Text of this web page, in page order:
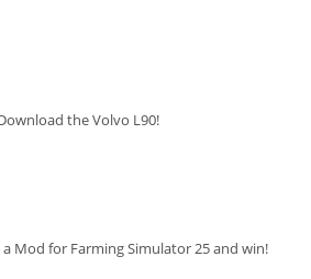
the Volvo L90!
Mod for Farming Simulator 25 and win!